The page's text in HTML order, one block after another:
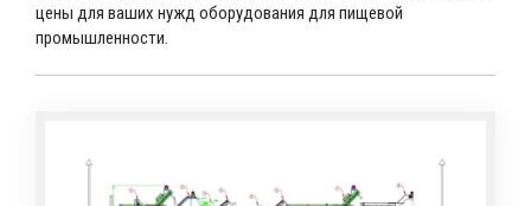
цены для ваших нужд оборудования для пищевой
промышленности.